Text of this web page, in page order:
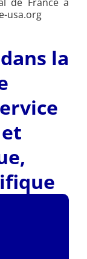
usa.org
la
,